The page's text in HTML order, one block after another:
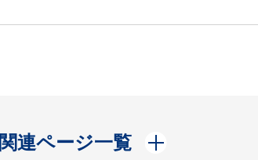
関連ページ一覧
開く